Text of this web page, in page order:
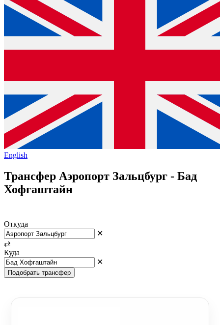
English
Трансфер Аэропорт Зальцбург - Бад
Хофгаштайн
Откуда
✕
⇄
Куда
✕
Подобрать трансфер